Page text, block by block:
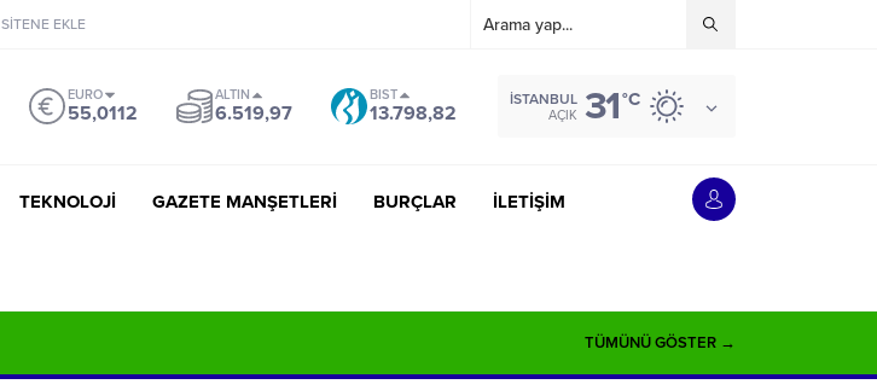
SİTENE EKLE
EURO
55,0112
ALTIN
6.519,97
BIST
13.798,82
İSTANBUL
AÇIK 31°C
TEKNOLOJİ GAZETE MANŞETLERİ BURÇLAR İLETİŞİM
TÜMÜNÜ GÖSTER →